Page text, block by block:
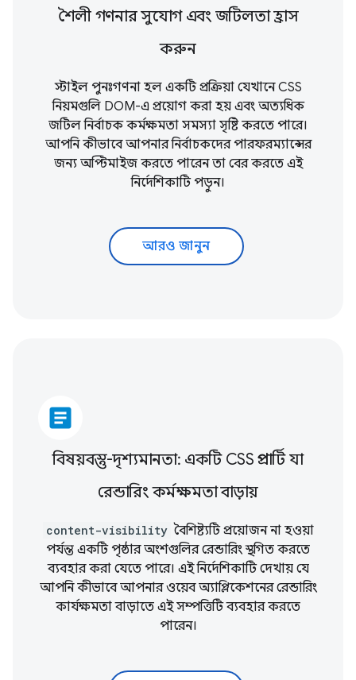
শৈলী গণনার সুযোগ এবং জটিলতা হ্রাস
করুন
স্টাইল পুনঃগণনা হল একটি প্রক্রিয়া যেখানে CSS
নিয়মগুলি DOM-এ প্রয়োগ করা হয় এবং অত্যধিক
জটিল নির্বাচক কর্মক্ষমতা সমস্যা সৃষ্টি করতে পারে।
আপনি কীভাবে আপনার নির্বাচকদের পারফরম্যান্সের
জন্য অপ্টিমাইজ করতে পারেন তা বের করতে এই
নির্দেশিকাটি পড়ুন।
আরও জানুন
article
বিষয়বস্তু-দৃশ্যমানতা: একটি CSS প্রপার্টি যা
রেন্ডারিং কর্মক্ষমতা বাড়ায়
content-visibility বৈশিষ্ট্যটি প্রয়োজন না হওয়া
পর্যন্ত একটি পৃষ্ঠার অংশগুলির রেন্ডারিং স্থগিত করতে
ব্যবহার করা যেতে পারে। এই নির্দেশিকাটি দেখায় যে
আপনি কীভাবে আপনার ওয়েব অ্যাপ্লিকেশনের রেন্ডারিং
কার্যক্ষমতা বাড়াতে এই সম্পত্তিটি ব্যবহার করতে
পারেন।